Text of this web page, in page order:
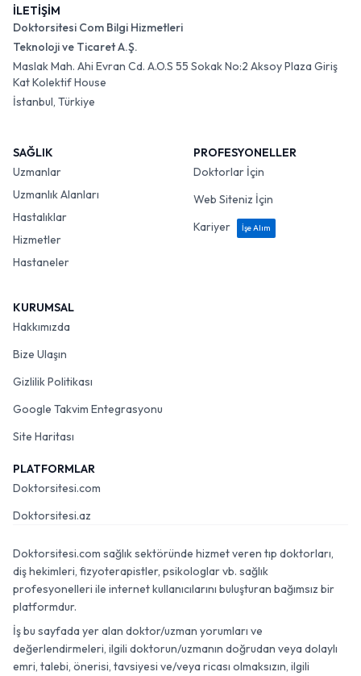
İLETİŞİM
Doktorsitesi Com Bilgi Hizmetleri
Teknoloji ve Ticaret A.Ş.
Maslak Mah. Ahi Evran Cd. A.O.S 55 Sokak No:2 Aksoy Plaza Giriş
Kat Kolektif House
İstanbul, Türkiye
SAĞLIK
Uzmanlar
Uzmanlık Alanları
Hastalıklar
Hizmetler
Hastaneler
PROFESYONELLER
Doktorlar İçin
Web Siteniz İçin
Kariyer
İşe Alım
KURUMSAL
Hakkımızda
Bize Ulaşın
Gizlilik Politikası
Google Takvim Entegrasyonu
Site Haritası
PLATFORMLAR
Doktorsitesi.com
Doktorsitesi.az
Doktorsitesi.com sağlık sektöründe hizmet veren tıp doktorları,
diş hekimleri, fizyoterapistler, psikologlar vb. sağlık
profesyonelleri ile internet kullanıcılarını buluşturan bağımsız bir
platformdur.
İş bu sayfada yer alan doktor/uzman yorumları ve
değerlendirmeleri, ilgili doktorun/uzmanın doğrudan veya dolaylı
emri, talebi, önerisi, tavsiyesi ve/veya ricası olmaksızın, ilgili